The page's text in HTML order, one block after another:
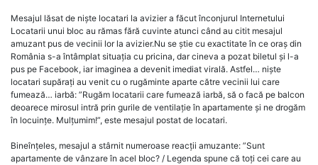
Mesajul lăsat de niște locatari la avizier a făcut înconjurul Internetului
Locatarii unui bloc au rămas fără cuvinte atunci când au citit mesajul
amuzant pus de vecinii lor la avizier.Nu se știe cu exactitate în ce oraș din
România s-a întâmplat situația cu pricina, dar cineva a pozat biletul și l-a
pus pe Facebook, iar imaginea a devenit imediat virală. Astfel… niște
locatari supărați au venit cu o rugăminte aparte către vecinii lui care
fumează… iarbă: ”Rugăm locatarii care fumează iarbă, să o facă pe balcon
deoarece mirosul intră prin gurile de ventilație în apartamente și ne drogăm
în locuințe. Mulțumim!”, este mesajul postat de locatari.
Bineînțeles, mesajul a stârnit numeroase reacții amuzante: ”Sunt
apartamente de vânzare în acel bloc? / Legenda spune că toți cei care au